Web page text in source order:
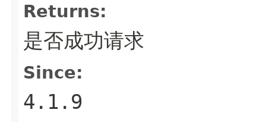
Returns:
是否成功请求
Since:
4.1.9